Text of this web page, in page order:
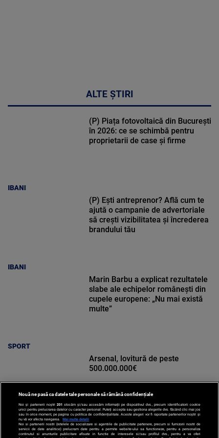
ALTE ȘTIRI
IBANI
(P) Piața fotovoltaică din București
în 2026: ce se schimbă pentru
proprietarii de case și firme
IBANI
(P) Ești antreprenor? Află cum te
ajută o campanie de advertoriale
să crești vizibilitatea și încrederea
brandului tău
SPORT
Marin Barbu a explicat rezultatele
slabe ale echipelor românești din
cupele europene: „Nu mai există
multe”
SPORT
Arsenal, lovitură de peste
500.000.000€
Nouă ne pasă ca datele tale personale să rămână confidențiale
Noi și partenerii noștri 201 stocăm și/sau accesăm informații pe dispozitivul dvs., precum identificatorii cookie
unici pentru prelucrarea datelor cu caracter personal. Puteți accepta sau gestiona alegerile dvs. făcând clic mai jos
sau în orice moment, pe pagina cu politica de confidențialitate. Aceste alegeri vor fi raportate partenerilor noștri și
nu vă vor afecta navigarea.
Mai multe detalii
Noi si partenerii nostri (retelele de socializare si agentiile de publicitate partenere, precum si furnizorii nostri de
servicii de date analitice) prelucram date pentru a permite website-ului sa functioneze, pentru a personaliza
continutul si anunturile publicitare afisate in functie de interesele si/sau profilul dvs., pentru a va oferi